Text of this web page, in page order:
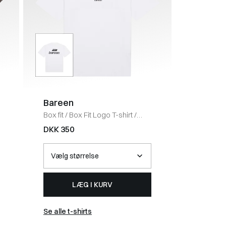
Bareen
Box fit/ Box Fit Logo T-shirt/
WHITE
DKK 350
LÆG I KURV
Se alle t-shirts